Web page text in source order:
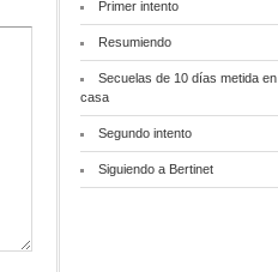
Primer intento
Resumiendo
Secuelas de 10 días metida en
casa
Segundo intento
Siguiendo a Bertinet